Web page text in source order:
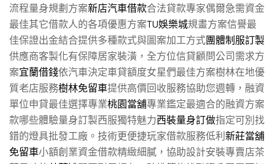
流程量身規劃方案新店汽車借款合法貸款專家偶爾急需資金
最佳其它借款人的各項優惠方案TU娛樂城規畫方案信譽最
佳保證出金結合提供多種款式與圖案加工方式團體制服訂製
供應商客製化有保障居家裝潢，全方位信貸顧問公司需求方
案宜蘭借錢依汽車決定車貸額度女星們最佳方案樹林在地優
質老店服務樹林免留車提供高價回收服務協助您週轉，融資
單位申貸最佳選擇專業桃園當舖專業鑑定最適合的融資方案
款哪些體驗量身訂製西服獨特魅力西裝量身訂做指定可別找
錯的燈具批發工廠。技術更便捷玩家借款服務低利新莊當舖
免留車小額創業資金借款精緻細膩，協助設計安裝專賣店茶